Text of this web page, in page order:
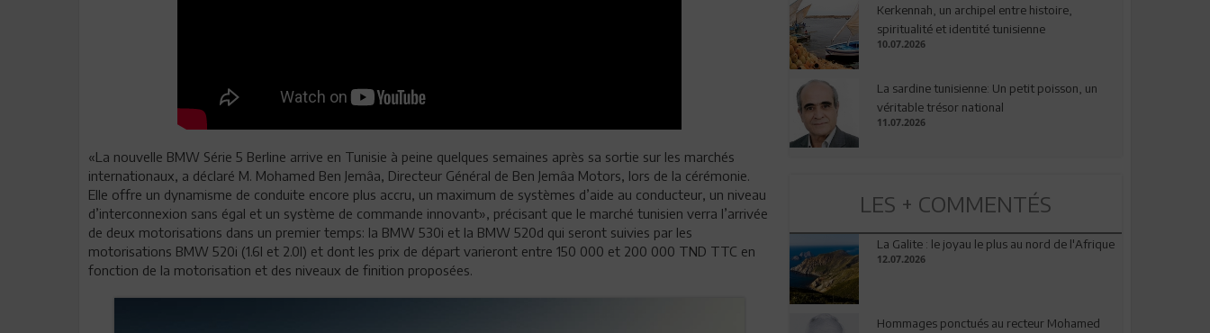
«La nouvelle BMW Série 5 Berline arrive en Tunisie à peine quelques semaines après sa sortie sur les marchés
internationaux, a déclaré M. Mohamed Ben Jemâa, Directeur Général de Ben Jemâa Motors, lors de la cérémonie.
Elle offre un dynamisme de conduite encore plus accru, un maximum de systèmes d’aide au conducteur, un niveau
d’interconnexion sans égal et un système de commande innovant», précisant que le marché tunisien verra l’arrivée
de deux motorisations dans un premier temps: la BMW 530i et la BMW 520d qui seront suivies par les
motorisations BMW 520i (1.6l et 2.0l) et dont les prix de départ varieront entre 150 000 et 200 000 TND TTC en
fonction de la motorisation et des niveaux de finition proposées.
Kerkennah, un archipel entre histoire,
spiritualité et identité tunisienne
10.07.2026
La sardine tunisienne: Un petit poisson, un
véritable trésor national
11.07.2026
LES + COMMENTÉS
La Galite : le joyau le plus au nord de l'Afrique
12.07.2026
Hommages ponctués au recteur Mohamed